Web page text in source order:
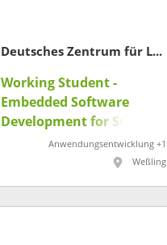
Deutsches Zentrum für Luft- und Raumfahrt
Working Student -
Embedded Software
Development for Swarm
Navigation and
Communications (m/f/d)
Anwendungsentwicklung +1
Weßling